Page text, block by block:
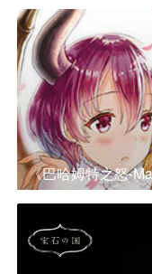
《巴哈姆特之怒-